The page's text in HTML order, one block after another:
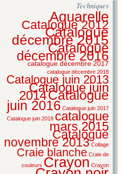
Techniques
Aquarelle
Catalogue 2012
Catalogue
décembre 2015
Catalogue
décembre 2016
catalogue décembre 2017
catalogue décembre 2018
Catalogue juin 2013
Catalogue juin
2014Catalogue
juin 2016 Catalogue juin 2017
Catalogue juin 2018 catalogue
mars 2015
Catalogue
novembre 2013 Collage
Craie blanche Craie de
couleurs Crayon Crayon